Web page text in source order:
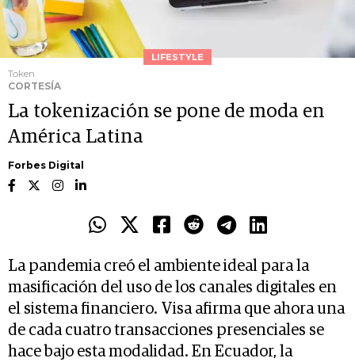
LIFESTYLE
Token
CORTESÍA
La tokenización se pone de moda en
América Latina
Forbes Digital
La pandemia creó el ambiente ideal para la
masificación del uso de los canales digitales en
el sistema financiero. Visa afirma que ahora una
de cada cuatro transacciones presenciales se
hace bajo esta modalidad. En Ecuador, la